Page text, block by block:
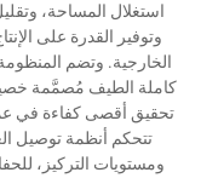
استغلال المساحة،
وتوفير القدرة على
كاملة الطيف مُصمَّمة
تحقيق أقصى كفاءة في
تتحكم أنظمة توصيل
ومستويات التركيز،